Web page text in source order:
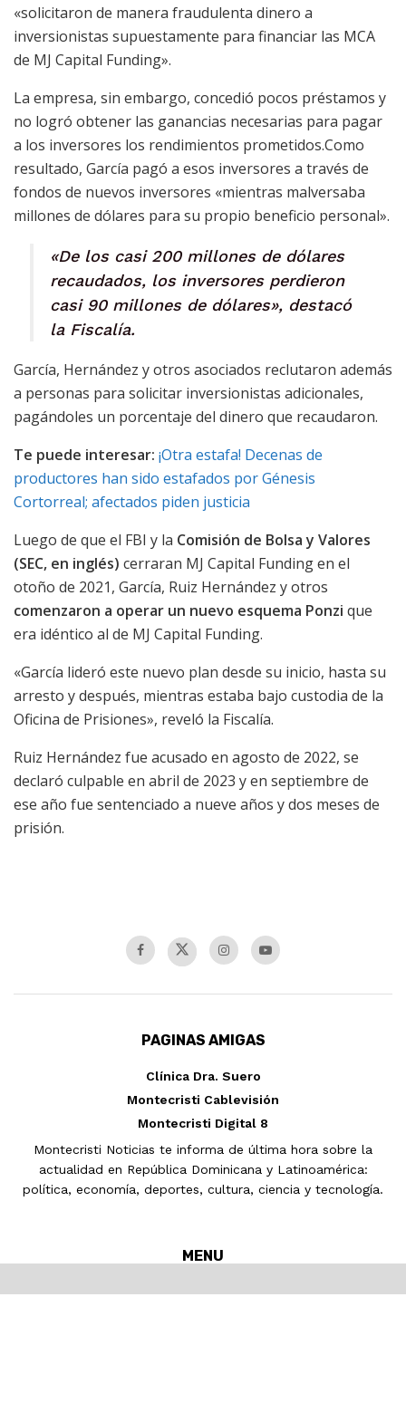
«solicitaron de manera fraudulenta dinero a
inversionistas supuestamente para financiar las MCA
de MJ Capital Funding».
La empresa, sin embargo, concedió pocos préstamos y
no logró obtener las ganancias necesarias para pagar
a los inversores los rendimientos prometidos.Como
resultado, García pagó a esos inversores a través de
fondos de nuevos inversores «mientras malversaba
millones de dólares para su propio beneficio personal».
«De los casi 200 millones de dólares
recaudados, los inversores perdieron
casi 90 millones de dólares», destacó
la Fiscalía.
García, Hernández y otros asociados reclutaron además
a personas para solicitar inversionistas adicionales,
pagándoles un porcentaje del dinero que recaudaron.
Te puede interesar: ¡Otra estafa! Decenas de
productores han sido estafados por Génesis
Cortorreal; afectados piden justicia
Luego de que el FBI y la Comisión de Bolsa y Valores
(SEC, en inglés) cerraran MJ Capital Funding en el
otoño de 2021, García, Ruiz Hernández y otros
comenzaron a operar un nuevo esquema Ponzi que
era idéntico al de MJ Capital Funding.
«García lideró este nuevo plan desde su inicio, hasta su
arresto y después, mientras estaba bajo custodia de la
Oficina de Prisiones», reveló la Fiscalía.
Ruiz Hernández fue acusado en agosto de 2022, se
declaró culpable en abril de 2023 y en septiembre de
ese año fue sentenciado a nueve años y dos meses de
prisión.
PAGINAS AMIGAS
Clínica Dra. Suero
Montecristi Cablevisión
Montecristi Digital 8
Montecristi Noticias te informa de última hora sobre la
actualidad en República Dominicana y Latinoamérica:
política, economía, deportes, cultura, ciencia y tecnología.
MENU
Inicio